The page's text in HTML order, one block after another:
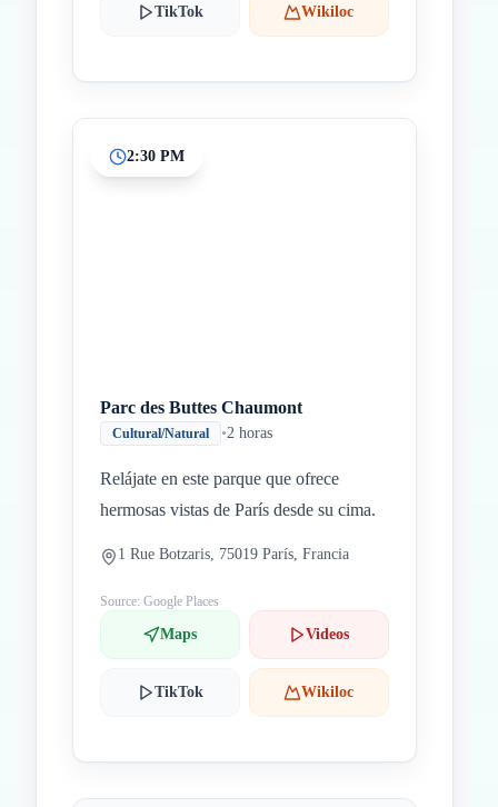
TikTok Wikiloc
2:30 PM
Parc des Buttes Chaumont
Cultural/Natural •2 horas
Relájate en este parque que ofrece
hermosas vistas de París desde su cima.
1 Rue Botzaris, 75019 París, Francia
Source: Google Places
Maps Videos
TikTok Wikiloc